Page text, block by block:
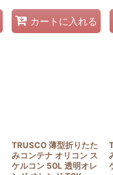
カートに入れる
TRUSCO 薄型折りたた
みコンテナ オリコン ス
ケルコン 50L 透明オレ